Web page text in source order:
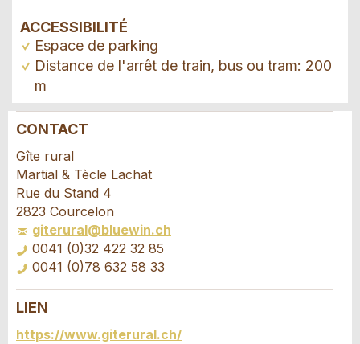
ACCESSIBILITÉ
Espace de parking
Distance de l'arrêt de train, bus ou tram: 200
m
Annonces répréhensibles
Vos commentaires sont grandement appréciés!
Commentaires généraux
Cette annonce n'est plus valable
Annonce incomplète
Recommander l'annonce
Recommandez cette annonce à des amis.
CONTACT
Gîte rural
Martial & Tècle Lachat
Rue du Stand 4
2823 Courcelon
giterural@bluewin.ch
0041 (0)32 422 32 85
0041 (0)78 632 58 33
Demande de réservation
LIEN
https://www.giterural.ch/